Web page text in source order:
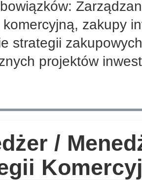
zakupy
strategii
projektów
/